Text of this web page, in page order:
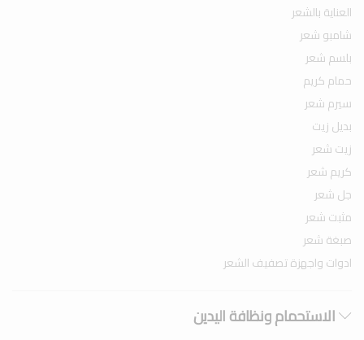
العناية بالشعر
شامبو شعر
بلسم شعر
حمام كريم
سيرم شعر
بديل زيت
زيت شعر
كريم شعر
جل شعر
مثبت شعر
صبغة شعر
ادوات واجهزة تصفيف الشعر
الاستحمام ونظافة اليدين